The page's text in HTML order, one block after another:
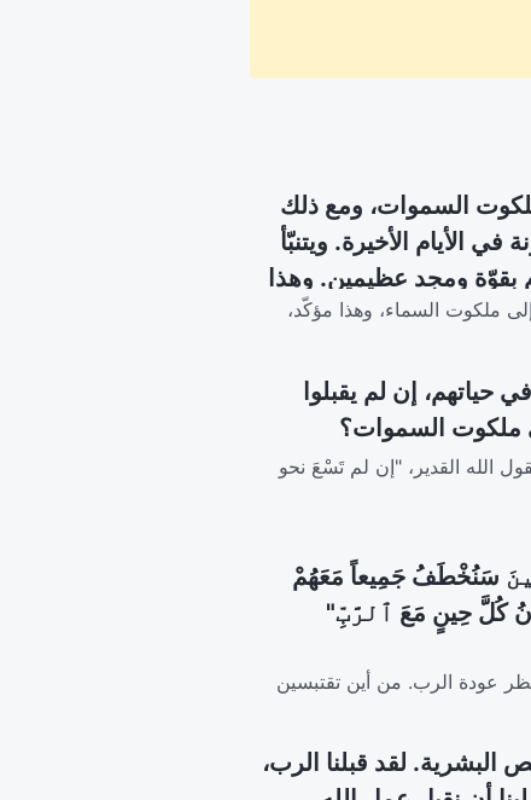
ملكوت السموات، ومع ذلك
الأيام الأخيرة. ويتنبّأ
ومجد عظيمين. وهذا
خلسة بين البشر.
ملكوت السماء، وهذا مؤكّد،
حياتهم، إن لم يقبلوا
ملكوت السموات؟
الله القدير، "إن لم تَسْعَ نحو
سَنُخْطَفُ جَمِيعاً مَعَهُمْ
كُلَّ حِينٍ مَعَ ٱلرَّبِّ"
عودة الرب. من أين تقتبسين
البشرية. لقد قبلنا الرب،